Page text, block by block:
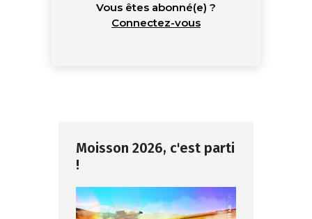
Vous êtes abonné(e) ?
Connectez-vous
Moisson 2026, c'est parti
!